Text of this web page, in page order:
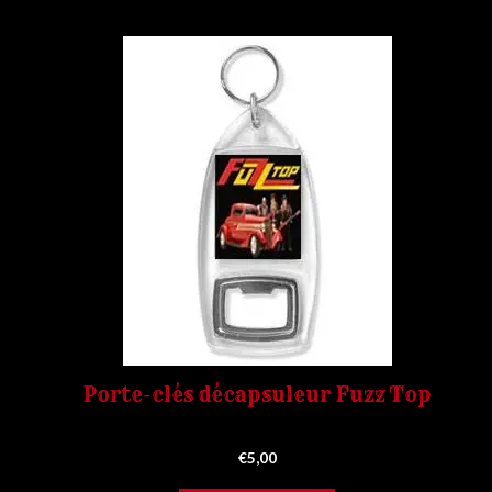
Porte-clés décapsuleur Fuzz Top
€5,00